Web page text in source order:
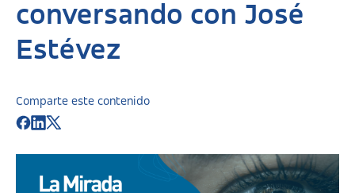
conversando con José
Estévez
Comparte este contenido